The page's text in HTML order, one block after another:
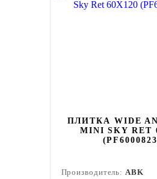
ПЛИТКА WIDE
MINI SKY RET
Производитель:ABK